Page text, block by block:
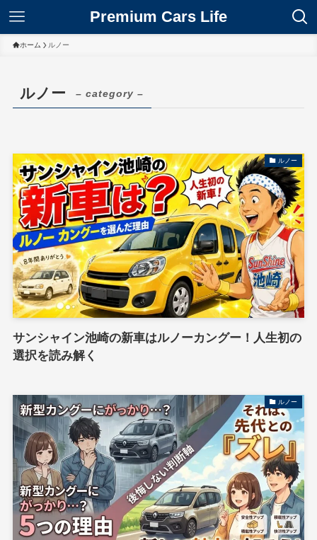
Premium Cars Life
ホーム ルノー
ルノー – category –
ルノー
サンシャイン池崎の新車はルノーカングー！人生初の
選択を読み解く
ルノー